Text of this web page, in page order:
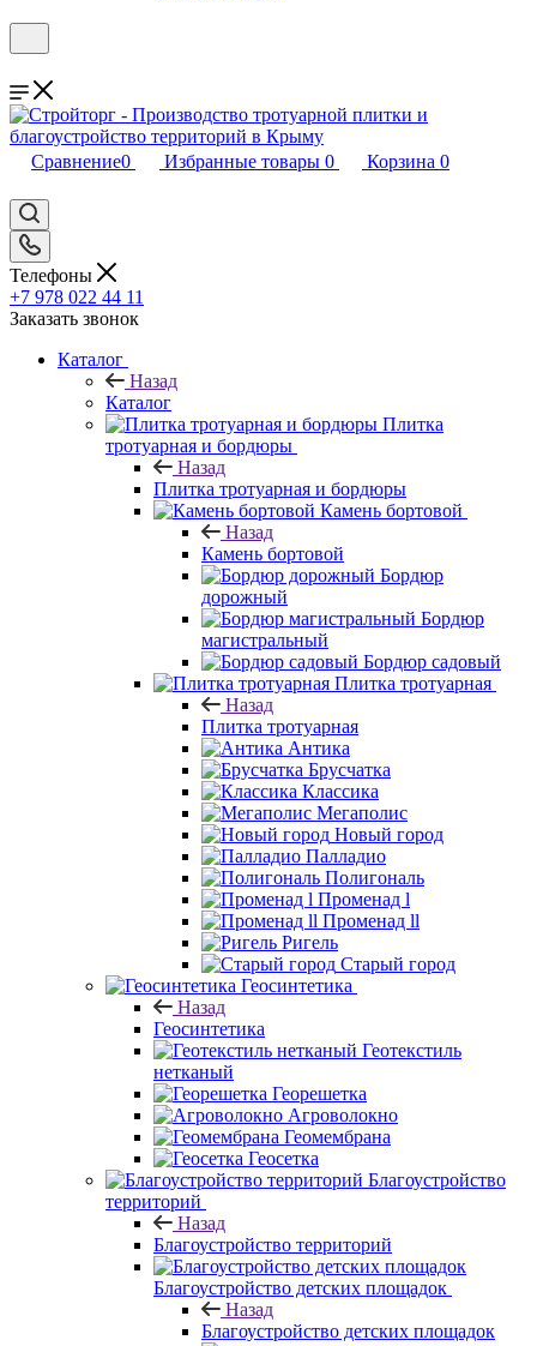
Сравнение0 Избранные товары 0 Корзина 0
Телефоны
+7 978 022 44 11
Заказать звонок
Каталог
Назад
Каталог
Плитка
тротуарная и бордюры
Назад
Плитка тротуарная и бордюры
Камень бортовой
Назад
Камень бортовой
Бордюр
дорожный
Бордюр
магистральный
Бордюр садовый
Плитка тротуарная
Назад
Плитка тротуарная
Антика
Брусчатка
Классика
Мегаполис
Новый город
Палладио
Полигональ
Променад l
Променад ll
Ригель
Старый город
Геосинтетика
Назад
Геосинтетика
Геотекстиль
нетканый
Георешетка
Агроволокно
Геомембрана
Геосетка
Благоустройство
территорий
Назад
Благоустройство территорий
Благоустройство детских площадок
Назад
Благоустройство детских площадок